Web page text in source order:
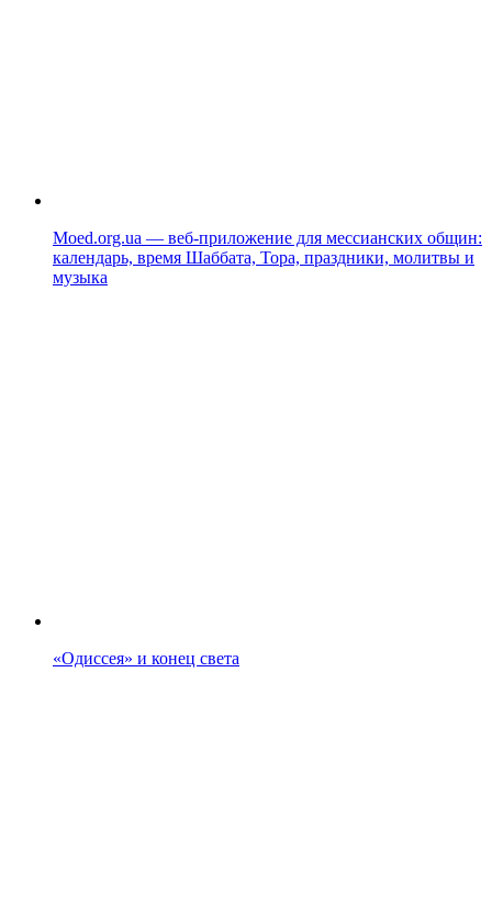
Moed.org.ua — веб-приложение для мессианских общин:
календарь, время Шаббата, Тора, праздники, молитвы и
музыка
«Одиссея» и конец света